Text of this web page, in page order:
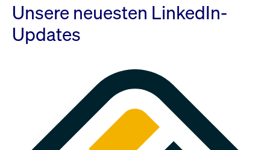
Unsere neuesten LinkedIn-
Updates